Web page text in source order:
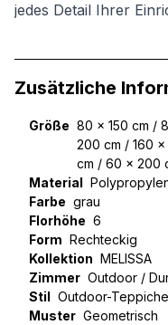
jedes Detail Ihrer
Zusätzliche
Größe 80 x 150 cm /
200 cm / 160
cm / 60 x 200
Material
Farbe grau
Florhöhe 6
Form Rechteckig
Kollektion MELISSA
Zimmer Outdoor /
Stil Outdoor-Teppiche
Muster Geometrisch